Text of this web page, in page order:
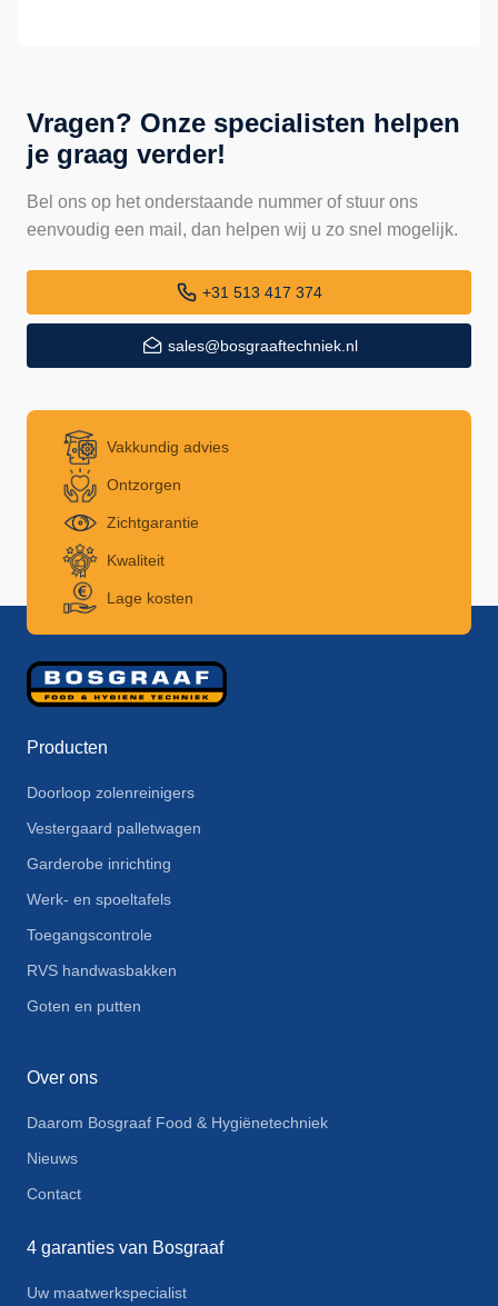
Vragen? Onze specialisten helpen
je graag verder!
Bel ons op het onderstaande nummer of stuur ons
eenvoudig een mail, dan helpen wij u zo snel mogelijk.
+31 513 417 374
sales@bosgraaftechniek.nl
Vakkundig advies
Ontzorgen
Zichtgarantie
Kwaliteit
Lage kosten
Producten
Doorloop zolenreinigers
Vestergaard palletwagen
Garderobe inrichting
Werk- en spoeltafels
Toegangscontrole
RVS handwasbakken
Goten en putten
Over ons
Daarom Bosgraaf Food & Hygiënetechniek
Nieuws
Contact
4 garanties van Bosgraaf
Uw maatwerkspecialist